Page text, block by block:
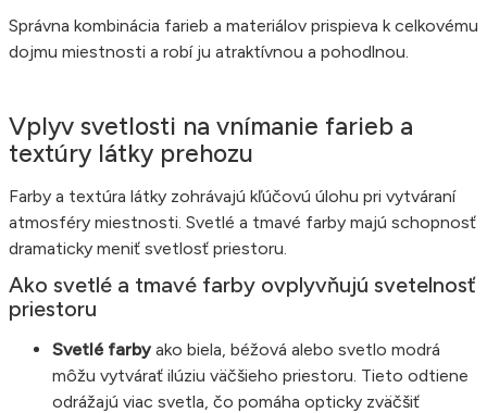
Správna kombinácia farieb a materiálov prispieva k celkovému
dojmu miestnosti a robí ju atraktívnou a pohodlnou.
Vplyv svetlosti na vnímanie farieb a
textúry látky prehozu
Farby a textúra látky zohrávajú kľúčovú úlohu pri vytváraní
atmosféry miestnosti. Svetlé a tmavé farby majú schopnosť
dramaticky meniť svetlosť priestoru.
Ako svetlé a tmavé farby ovplyvňujú svetelnosť
priestoru
Svetlé farbyako biela, béžová alebo svetlo modrá
môžu vytvárať ilúziu väčšieho priestoru. Tieto odtiene
odrážajú viac svetla, čo pomáha opticky zväčšiť